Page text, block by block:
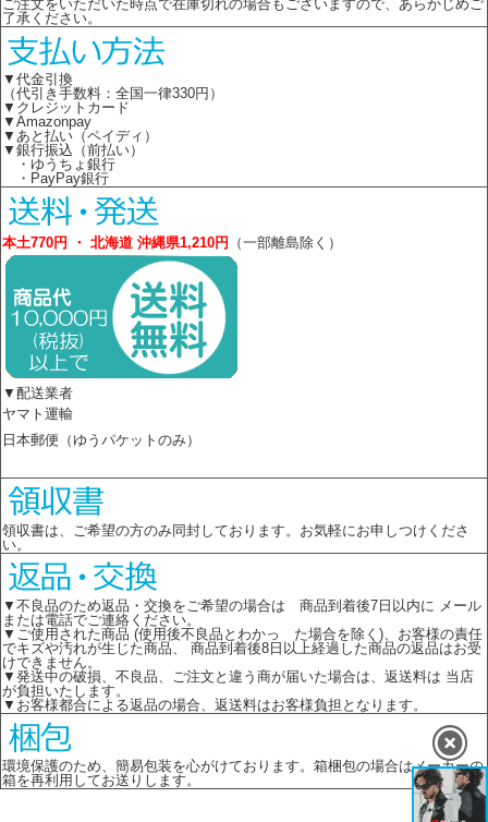
ご注文をいただいた時点で在庫切れの場合もございますので、あらかじめご
了承ください。
▼代金引換
（代引き手数料：全国一律330円）
▼クレジットカード
▼Amazonpay
▼あと払い（ペイディ）
▼銀行振込（前払い）
・ゆうちょ銀行
・PayPay銀行
本土770円 ・ 北海道 沖縄県1,210円 （一部離島除く）
▼配送業者
ヤマト運輸
日本郵便（ゆうパケットのみ）
領収書は、ご希望の方のみ同封しております。お気軽にお申しつけくださ
い。
▼不良品のため返品・交換をご希望の場合は 商品到着後7日以内に メール
または電話でご連絡ください。
▼ご使用された商品 (使用後不良品とわかっ た場合を除く)、お客様の責任
でキズや汚れが生じた商品、 商品到着後8日以上経過した商品の返品はお受
けできません。
▼発送中の破損、不良品、ご注文と違う商が届いた場合は、返送料は 当店
が負担いたします。
▼お客様都合による返品の場合、返送料はお客様負担となります。
環境保護のため、簡易包装を心がけております。箱梱包の場合はメーカーの
箱を再利用してお送りします。